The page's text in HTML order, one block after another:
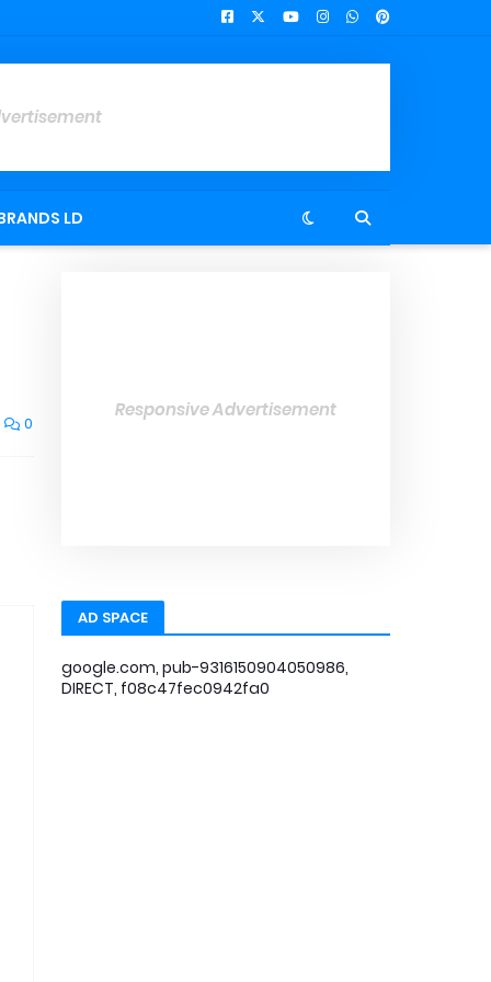
LD
0
Responsive Advertisement
AD SPACE
google.com, pub-9316150904050986,
DIRECT, f08c47fec0942fa0